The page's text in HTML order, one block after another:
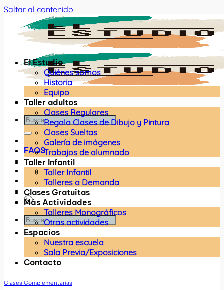
Saltar al contenido
FAQS
El Estudio
Quiénes somos
Historia
Equipo
Taller adultos
Clases Regulares
Regala Clases de Dibujo y Pintura
Clases Sueltas
Galería de imágenes
Trabajos de alumnado
Taller Infantil
Taller Infantil
Talleres a Demanda
Clases Gratuitas
Más Actividades
Talleres Monográficos
Otras actividades
Espacios
Nuestra escuela
Sala Previa/Exposiciones
Contacto
Clases Complementarias